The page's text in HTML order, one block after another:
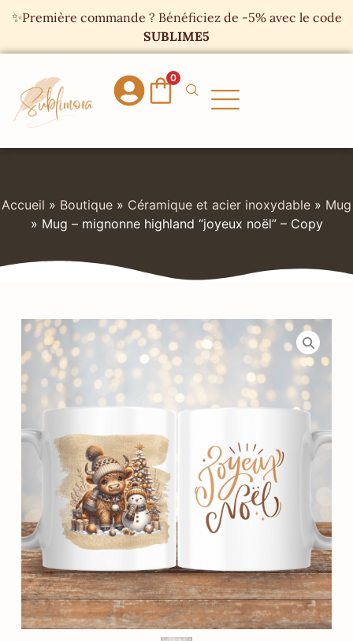
✨Première commande ? Bénéficiez de -5% avec le code
SUBLIME5
0
Accueil » Boutique » Céramique et acier inoxydable » Mug
» Mug – mignonne highland “joyeux noël” – Copy
Panneau de gestion des cookies